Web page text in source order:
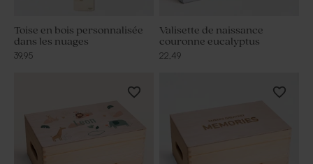
Toise en bois personnalisée
dans les nuages
39,95
Valisette de naissance
couronne eucalyptus
22,49